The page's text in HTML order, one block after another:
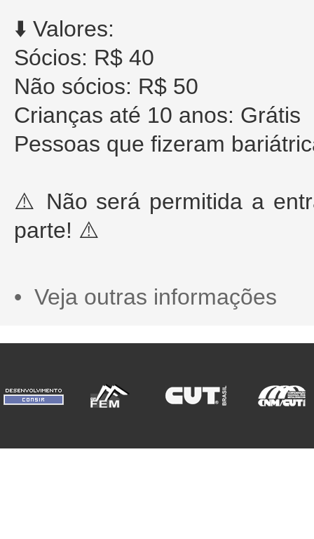
⬇️ Valores:
Sócios: R$ 40
Não sócios: R$ 50
Crianças até 10 anos: Grátis
Pessoas que fizeram
⚠️ Não será permitida a
parte! ⚠️
• Veja outras informações